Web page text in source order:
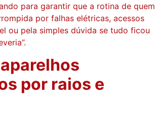
para garantir que a rotina de quem
por falhas elétricas, acessos
ou pela simples dúvida se tudo ficou
por raios e